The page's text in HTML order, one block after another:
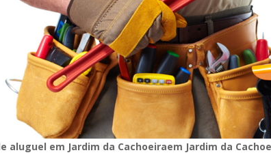
aluguel em Jardim da Cachoeiraem Jardim da